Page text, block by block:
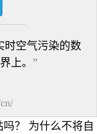
时空气污染的数
上。 ”
？
为什么不将自